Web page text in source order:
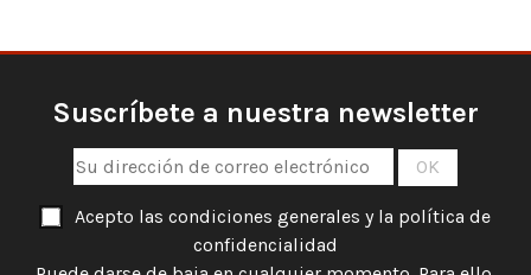
Suscríbete a nuestra newsletter
Acepto las condiciones generales y la política de
confidencialidad